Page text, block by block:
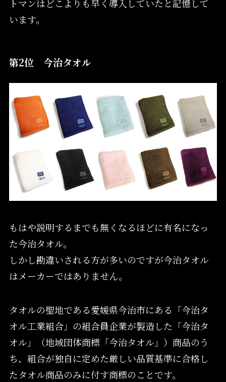
トマンはどこよりも早く導入していたと記憶して
います。
第2位 今治タオル
もはや説明するまでも無くなるほどに有名になっ
た今治タオル。
しかし勘違いされる方が多いのですが今治タオル
はメーカーではありません。
タオルの聖地である愛媛県今治市にある「今治タ
オル工業組合」の組合員企業が製造した「今治タ
オル」（地域団体商標「今治タオル」）商品のう
ち、組合が独自に定めた厳しい品質基準に合格し
たタオル商品のみに付す商標のことです。